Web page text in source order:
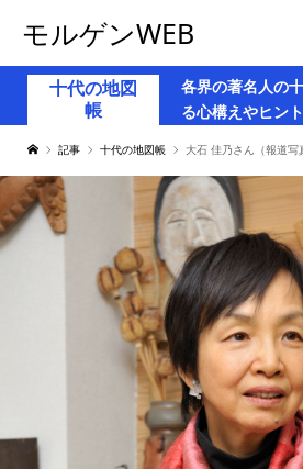
モルゲンWEB
十代の地図
帳
各界の著名人の
る心構えやヒン
記事 十代の地図帳 大石 佳乃さん（報道写